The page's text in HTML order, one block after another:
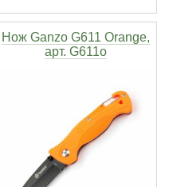
Нож Ganzo G611 Orange,
арт. G611o